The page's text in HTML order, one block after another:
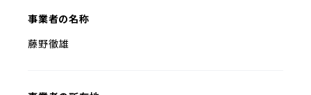
事業者の名称
藤野徹雄